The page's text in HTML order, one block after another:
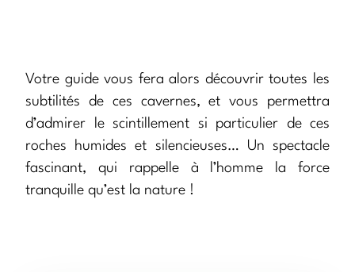
Votre guide vous fera alors découvrir toutes les
subtilités de ces cavernes, et vous permettra
d’admirer le scintillement si particulier de ces
roches humides et silencieuses… Un spectacle
fascinant, qui rappelle à l’homme la force
tranquille qu’est la nature !